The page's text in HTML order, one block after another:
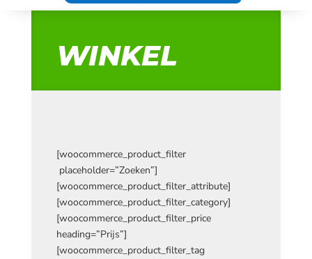
WINKEL
[woocommerce_product_filter
placeholder=”Zoeken”]
[woocommerce_product_filter_attribute]
[woocommerce_product_filter_category]
[woocommerce_product_filter_price
heading=”Prijs”]
[woocommerce_product_filter_tag